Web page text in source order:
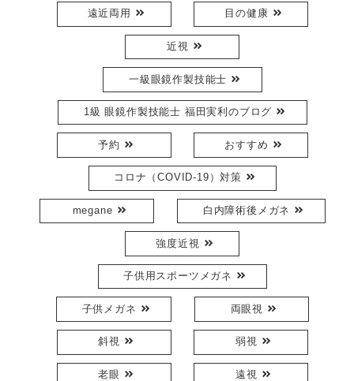
遠近両用 目の健康
近視
一級眼鏡作製技能士
1級 眼鏡作製技能士 福田実利のブログ
予約 おすすめ
コロナ（COVID-19）対策
megane 白内障術後メガネ
強度近視
子供用スポーツメガネ
子供メガネ 両眼視
斜視 弱視
老眼 遠視